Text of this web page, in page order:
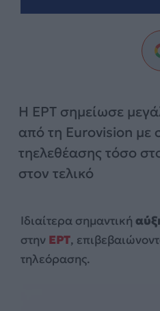
Η ΕΡΤ σημείωσε
από τη Eurovision με
τηελεθέασης τόσο
στον τελικό
Ιδιαίτερα σημαντική
στην ΕΡΤ,
τηλεόρασης.